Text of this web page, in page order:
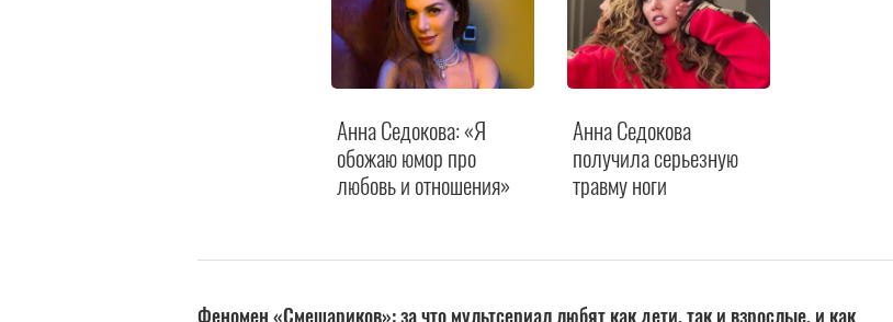
Анна Седокова: «Я
обожаю юмор про
любовь и отношения»
Анна Седокова
получила серьезную
травму ноги